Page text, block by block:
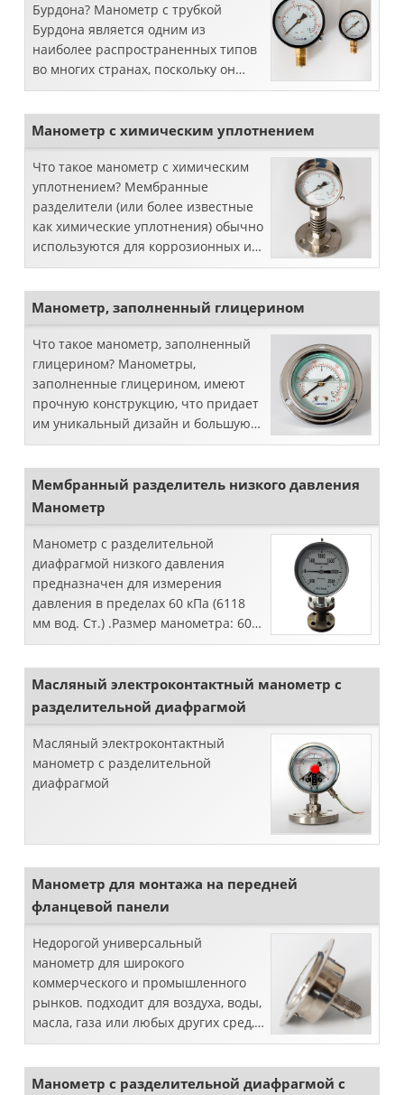
Бурдона? Манометр с трубкой
Бурдона является одним из
наиболее распространенных типов
во многих странах, поскольку он
может измерять среднее и высокое
дополнительных осложнений, ...
Манометр с химическим уплотнением
Что такое манометр с химическим
уплотнением? Мембранные
разделители (или более известные
как химические уплотнения) обычно
используются для коррозионных и
засоряющих сред, а также для
пищевой и фармацевтической
промышленности
Манометр, заполненный глицерином
Что такое манометр, заполненный
глицерином? Манометры,
заполненные глицерином, имеют
прочную конструкцию, что придает
им уникальный дизайн и большую
надежность, поскольку дает
Мембранный разделитель низкого давления
Манометр
Манометр с разделительной
диафрагмой низкого давления
предназначен для измерения
давления в пределах 60 кПа (6118
мм вод. Ст.) .Размер манометра: 60
мм, 100 мм, 150 мм.
Масляный электроконтактный манометр с
разделительной диафрагмой
Масляный электроконтактный
манометр с разделительной
диафрагмой
Манометр для монтажа на передней
фланцевой панели
Недорогой универсальный
манометр для широкого
коммерческого и промышленного
рынков. подходит для воздуха, воды,
масла, газа или любых других сред,
не вызывающих коррозию латуни.
Манометр с разделительной диафрагмой с